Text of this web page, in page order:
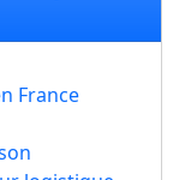
France